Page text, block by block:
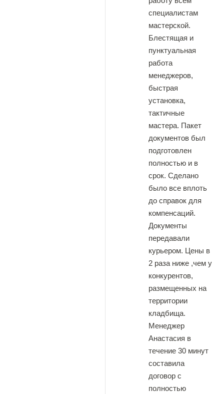
специалистам
мастерской.
Блестящая и
пунктуальная
работа
менеджеров,
быстрая
установка,
тактичные
мастера. Пакет
документов был
подготовлен
полностью и в
срок. Сделано
было все вплоть
до справок для
компенсаций.
Документы
передавали
курьером. Цены в
2 раза ниже ,чем у
конкурентов,
размещенных на
территории
кладбища.
Менеджер
Анастасия в
течение 30 минут
составила
договор с
полностью